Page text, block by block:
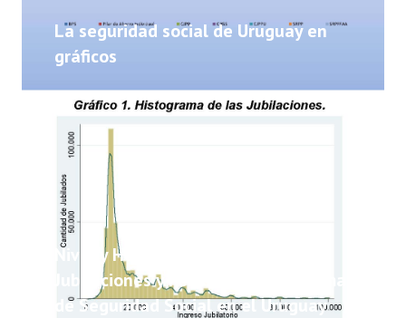
La seguridad social de Uruguay en
gráficos
Nivel y Heterogeneidad de las
Jubilaciones y Pensiones del Sistema
de Seguridad Social en el Uruguay